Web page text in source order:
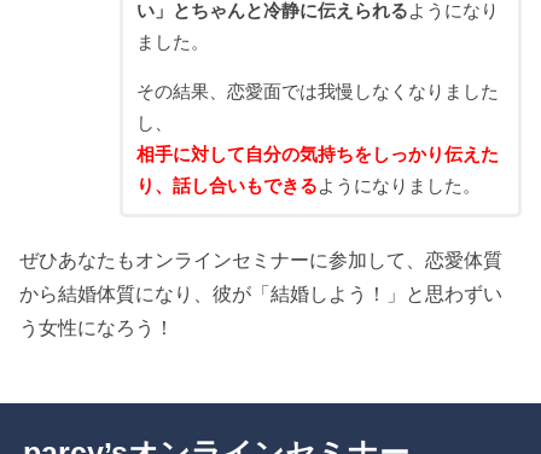
い」とちゃんと冷静に伝えられるようになり
ました。
その結果、恋愛面では我慢しなくなりました
し、
相手に対して自分の気持ちをしっかり伝えた
り、話し合いもできるようになりました。
ぜひあなたもオンラインセミナーに参加して、恋愛体質
から結婚体質になり、彼が「結婚しよう！」と思わずい
う女性になろう！